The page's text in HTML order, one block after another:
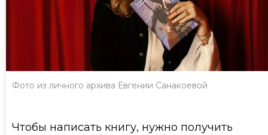
Фото из личного архива Евгении Санакоевой
Чтобы написать книгу, нужно получить